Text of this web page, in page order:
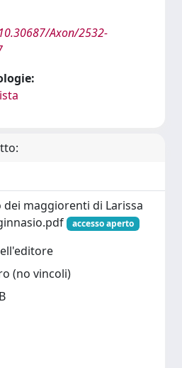
Axon/2532-
maggiorenti di Larissa
accesso aperto
(no vincoli)